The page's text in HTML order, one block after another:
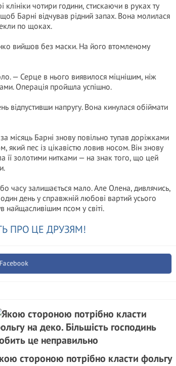
клініки чотири години, стискаючи в руках ту
Барні відчував рідний запах. Вона молилася
по щоках.
вийшов без маски. На його втомленому
— Серце в нього виявилося міцнішим, ніж
Операція пройшла успішно.
відпустивши напругу. Вона кинулася обіймати
місяць Барні знову повільно тупав доріжками
який пес із цікавістю ловив носом. Він знову
її золотими нитками — на знак того, що цей
часу залишається мало. Але Олена, дивлячись,
один день у справжній любові вартий усього
найщасливішим псом у світі.
ПРО ЦЕ ДРУЗЯМ!
стороною потрібно класти фольгу